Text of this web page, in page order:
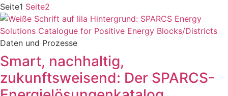
Seite1 Seite2
Daten und Prozesse
Smart, nachhaltig,
zukunftsweisend: Der SPARCS-